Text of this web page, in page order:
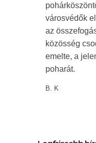
városvédők
az
közösség
emelte, a
poharát.
B. K